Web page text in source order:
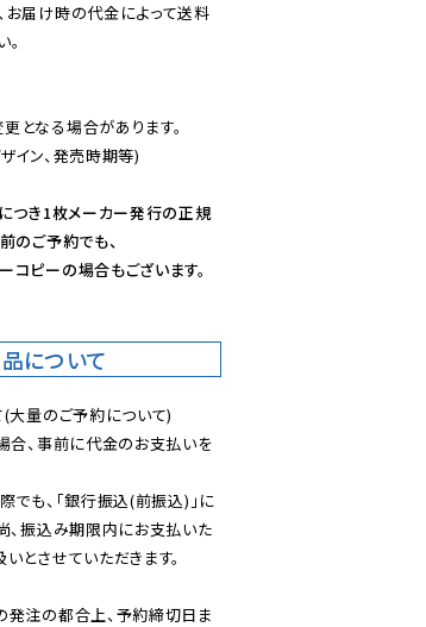
届け時の代金によって送料
となる場合があります。
イン、発売時期等)
つき1枚メーカー発行の正規
のご予約でも、
ピーの場合もございます。
について
量のご予約について)
合、事前に代金のお支払いを
でも、「銀行振込(前振込)」に
、振込み期限内にお支払いた
とさせていただきます。
注の都合上、予約締切日ま